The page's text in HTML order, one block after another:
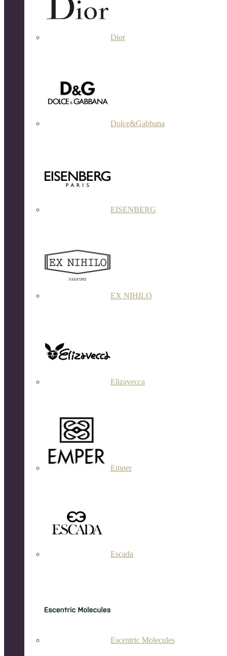
Dior
Dolce&Gabbana
EISENBERG
EX NIHILO
Elizavecca
Emper
Escada
Escentric Molecules